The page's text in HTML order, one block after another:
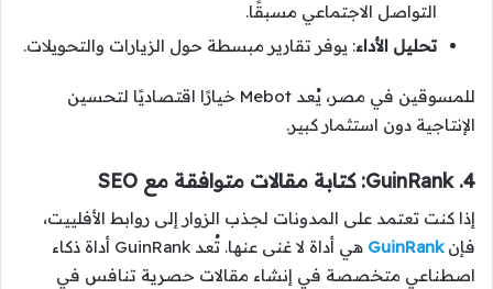
التواصل الاجتماعي مسبقًا.
تحليل الأداء: يوفر تقارير مبسطة حول الزيارات والتحويلات.
للمسوقين في مصر، يُعد Mebot خيارًا اقتصاديًا لتحسين
الإنتاجية دون استثمار كبير.
4. GuinRank: كتابة مقالات متوافقة مع SEO
إذا كنت تعتمد على المدونات لجذب الزوار إلى روابط الأفلييت،
فإنGuinRank
هي أداة لا غنى عنها. تُعد GuinRank أداة ذكاء
اصطناعي متخصصة في إنشاء مقالات حصرية تنافس في